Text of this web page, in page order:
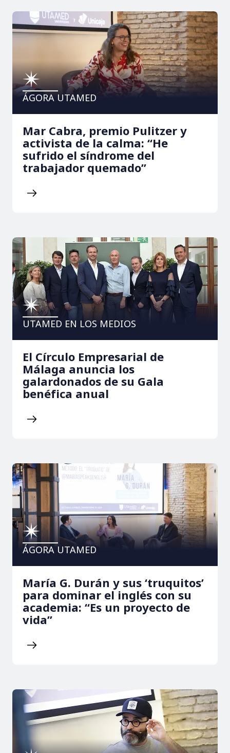
ÁGORA UTAMED
Mar Cabra, premio Pulitzer y
activista de la calma: “He
sufrido el síndrome del
trabajador quemado”
UTAMED EN LOS MEDIOS
El Círculo Empresarial de
Málaga anuncia los
galardonados de su Gala
benéfica anual
ÁGORA UTAMED
María G. Durán y sus ‘truquitos’
para dominar el inglés con su
academia: “Es un proyecto de
vida”